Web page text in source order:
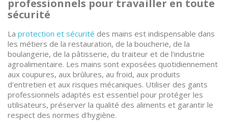
professionnels pour travailler en toute
sécurité
La protection et sécurité des mains est indispensable dans
les métiers de la restauration, de la boucherie, de la
boulangerie, de la pâtisserie, du traiteur et de l'industrie
agroalimentaire. Les mains sont exposées quotidiennement
aux coupures, aux brûlures, au froid, aux produits
d'entretien et aux risques mécaniques. Utiliser des gants
professionnels adaptés est essentiel pour protéger les
utilisateurs, préserver la qualité des aliments et garantir le
respect des normes d'hygiène.